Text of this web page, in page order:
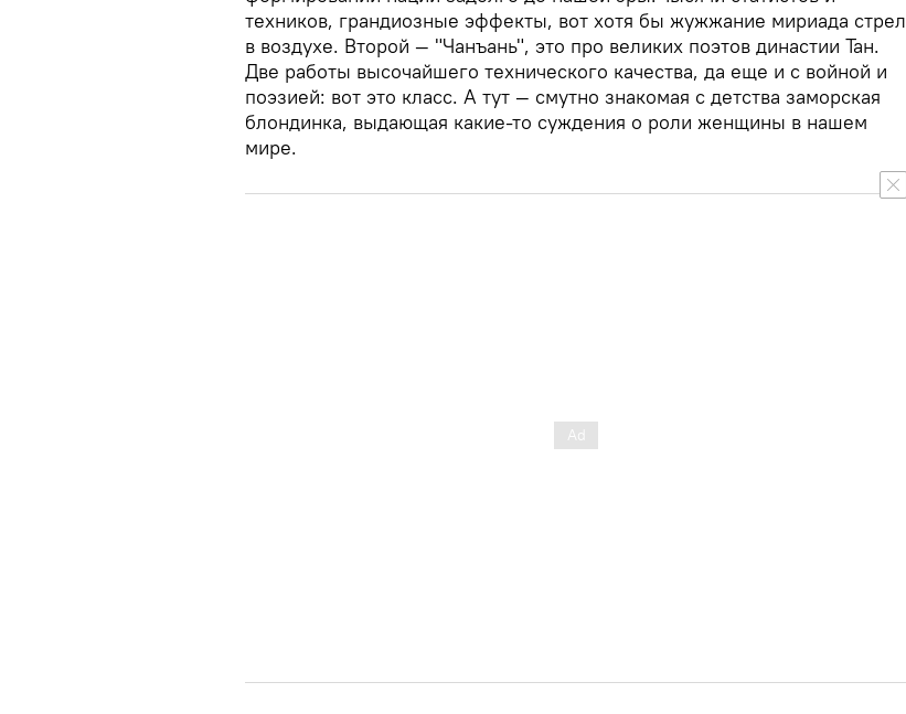
техников, грандиозные эффекты, вот хотя бы жужжание мириада стрел
в воздухе. Второй — "Чанъань", это про великих поэтов династии Тан.
Две работы высочайшего технического качества, да еще и с войной и
поэзией: вот это класс. А тут — смутно знакомая с детства заморская
блондинка, выдающая какие-то суждения о роли женщины в нашем
мире.